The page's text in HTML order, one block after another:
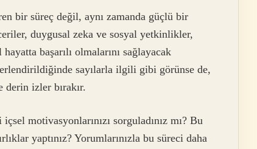
bir süreç değil, aynı zamanda güçlü bir
duygusal zeka ve sosyal yetkinlikler,
başarılı olmalarını sağlayacak
sayılarla ilgili gibi görünse de,
izler bırakır.
motivasyonlarınızı sorguladınız mı? Bu
yaptınız? Yorumlarınızla bu süreci daha